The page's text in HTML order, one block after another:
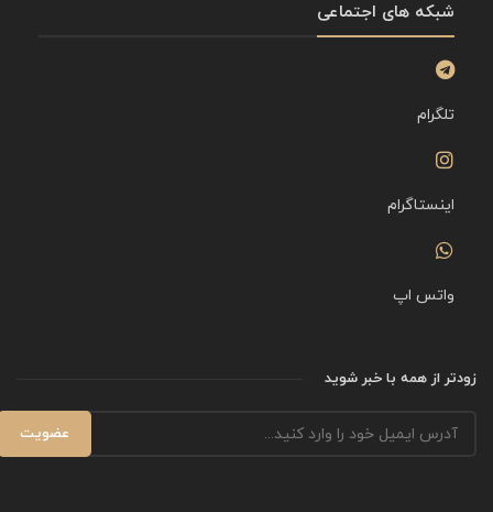
شبکه های اجتماعی
تلگرام
اینستاگرام
واتس اپ
زودتر از همه با خبر شوید